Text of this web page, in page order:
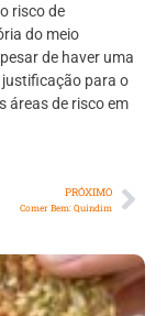
risco de
do meio
de haver uma
para o
áreas de risco em
PRÓXIMO
Comer Bem: Quindim